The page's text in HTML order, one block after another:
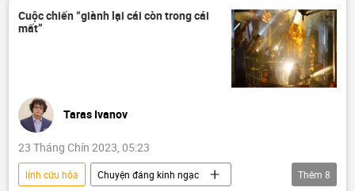
Cuộc chiến “giành lại cái còn trong cái
mất”
Taras Ivanov
23 Tháng Chín 2023, 05:23
lính cứu hỏa
Chuyện đáng kinh ngạc
Thêm 8